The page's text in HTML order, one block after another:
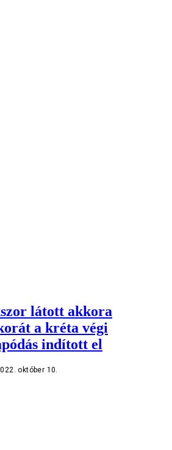
látott akkora
a kréta végi
indított el
október 10.